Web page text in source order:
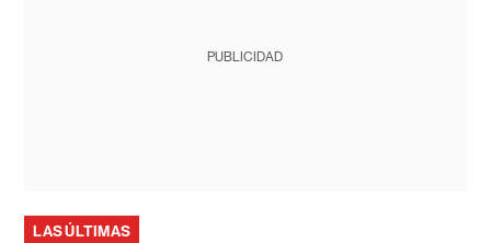
PUBLICIDAD
LAS ÚLTIMAS